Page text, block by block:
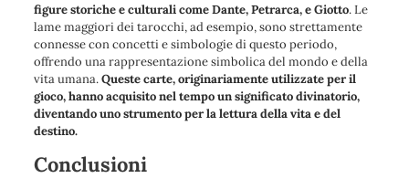
figure storiche e culturali come Dante, Petrarca, e Giotto. Le
lame maggiori dei tarocchi, ad esempio, sono strettamente
connesse con concetti e simbologie di questo periodo,
offrendo una rappresentazione simbolica del mondo e della
vita umana.Queste carte, originariamente utilizzate per il
gioco, hanno acquisito nel tempo un significato divinatorio,
diventando uno strumento per la lettura della vita e del
destino.
Conclusioni